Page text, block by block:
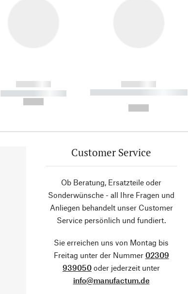
------------
----------- -----------
------------
----------- ----------- ----------
Customer Service
Ob Beratung, Ersatzteile oder
Sonderwünsche - all Ihre Fragen und
Anliegen behandelt unser Customer
Service persönlich und fundiert.
Sie erreichen uns von Montag bis
Freitag unter der Nummer 02309
939050 oder jederzeit unter
info@manufactum.de